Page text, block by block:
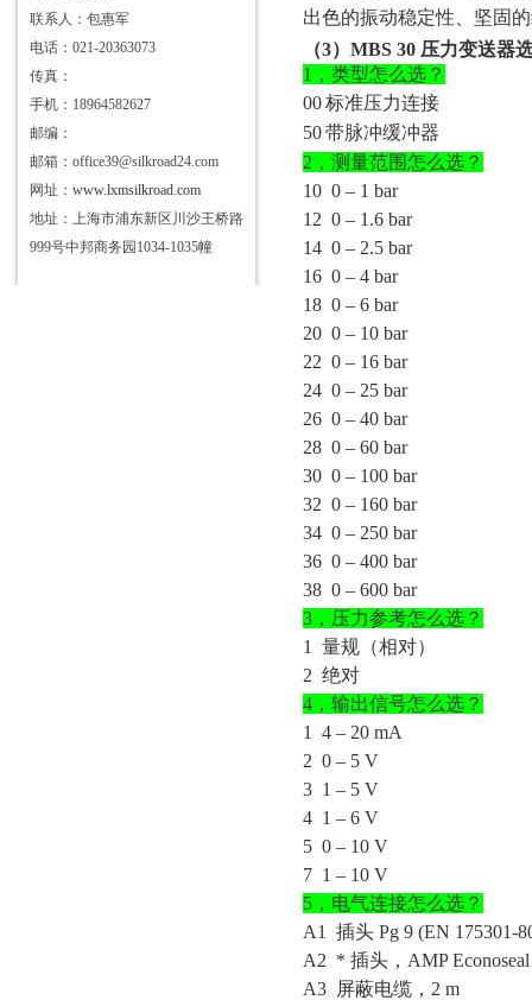
联系人：包惠军
电话：021-20363073
传真：
手机：18964582627
邮编：
邮箱：office39@silkroad24.com
网址： www.lxmsilkroad.com
地址：上海市浦东新区川沙王桥路
999号中邦商务园1034-1035幢
出色的振动稳定性、坚固
（3）MBS 30 压力变送器
1， 类型怎么选？
00标准压力连接
50带脉冲缓冲器
2， 测量范围怎么选？
10 0 – 1 bar
12 0 – 1.6 bar
14 0 – 2.5 bar
16 0 – 4 bar
18 0 – 6 bar
20 0 – 10 bar
22 0 – 16 bar
24 0 – 25 bar
26 0 – 40 bar
28 0 – 60 bar
30 0 – 100 bar
32 0 – 160 bar
34 0 – 250 bar
36 0 – 400 bar
38 0 – 600 bar
3， 压力参考怎么选？
1 量规（相对）
2 绝对
4， 输出信号怎么选？
1
4 – 20 mA
2 0 – 5 V
3 1 – 5 V
4 1 – 6 V
5 0 – 10 V
7 1 – 10 V
5， 电气连接怎么选？
A1
插头 Pg 9 (EN 175301-
A2 * 插头，AMP
A3 屏蔽电缆， 2 m